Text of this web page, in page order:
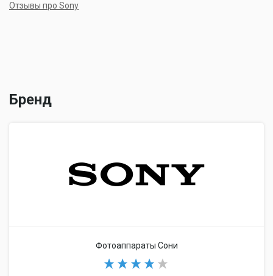
Отзывы про Sony
Бренд
Фотоаппараты Сони